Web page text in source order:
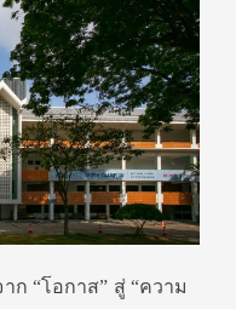
ก “โอกาส” สู่ “ความ